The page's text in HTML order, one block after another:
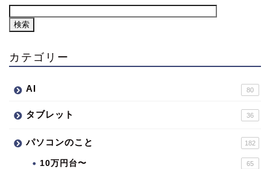
カテゴリー
AI 80
タブレット 36
パソコンのこと 182
10万円台〜 65